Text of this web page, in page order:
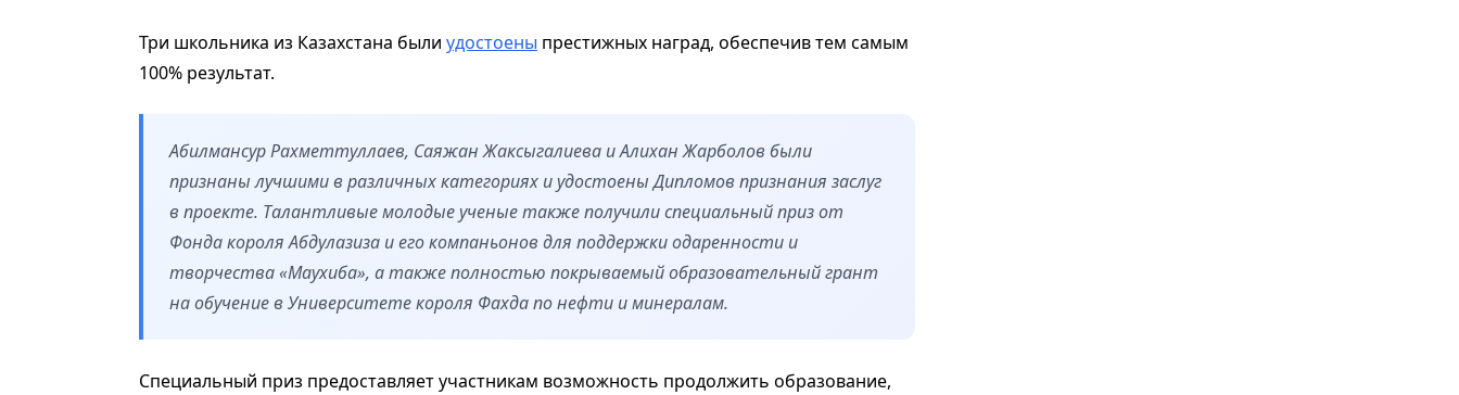
Три школьника из Казахстана были удостоены престижных наград, обеспечив тем самым
100% результат.
Абилмансур Рахметтуллаев, Саяжан Жаксыгалиева и Алихан Жарболов были
признаны лучшими в различных категориях и удостоены Дипломов признания заслуг
в проекте. Талантливые молодые ученые также получили специальный приз от
Фонда короля Абдулазиза и его компаньонов для поддержки одаренности и
творчества «Маухиба», а также полностью покрываемый образовательный грант
на обучение в Университете короля Фахда по нефти и минералам.
Специальный приз предоставляет участникам возможность продолжить образование,